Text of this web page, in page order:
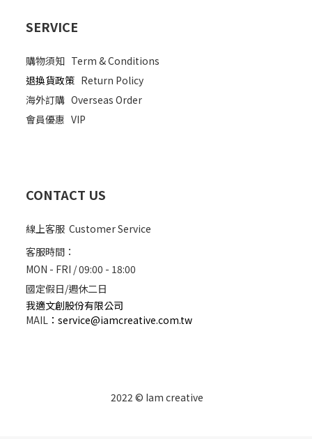
SERVICE
購物須知 Term & Conditions
退換貨政策 Return Policy
海外訂購 Overseas Order
會員優惠 VIP
CONTACT US
線上客服 Customer Service
客服時間：
MON - FRI / 09:00 - 18:00
國定假日/週休二日
我適文創股份有限公司
MAIL ： service@iamcreative.com.tw
2022 © Iam creative